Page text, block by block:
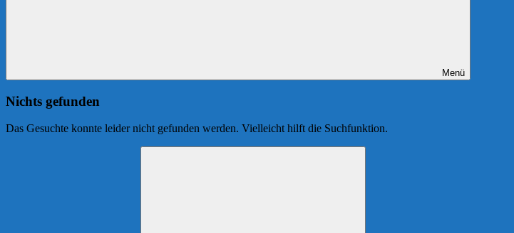
Menü
Nichts gefunden
Das Gesuchte konnte leider nicht gefunden werden. Vielleicht hilft die Suchfunktion.